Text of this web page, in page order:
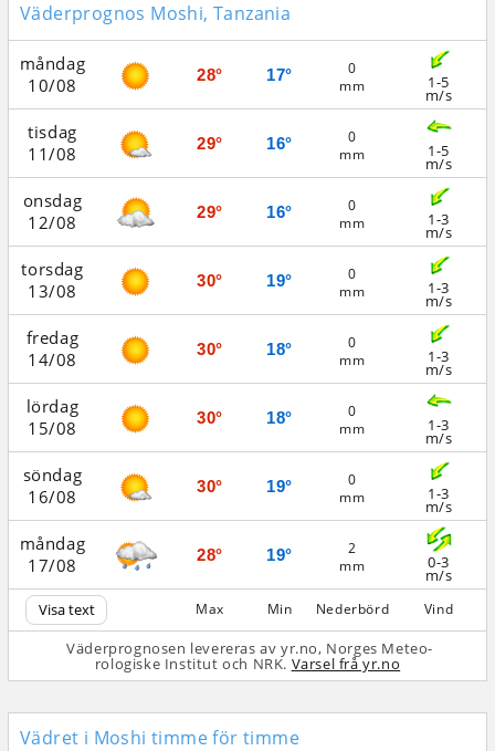
Väderprognos Moshi, Tanzania
måndag
10/08
tisdag
11/08
onsdag
12/08
torsdag
13/08
fredag
14/08
lördag
15/08
söndag
16/08
måndag
17/08
Visa text
28°
29°
29°
30°
30°
30°
30°
28°
Max
17°
16°
16°
19°
18°
18°
19°
19°
Min
0
mm
0
mm
0
mm
0
mm
0
mm
0
mm
0
mm
2
mm
Nederbörd
1-5
m/s
1-5
m/s
1-3
m/s
1-3
m/s
1-3
m/s
1-3
m/s
1-3
m/s
0-3
m/s
Vind
Väderprognosen levereras av yr.no, Norges Meteo­
rologiske Institut och NRK. Varsel frå yr.no
Vädret i Moshi timme för timme